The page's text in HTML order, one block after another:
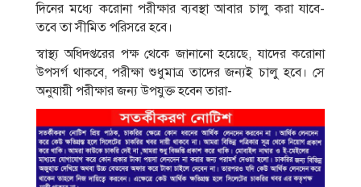
দিনের মধ্যে করোনা পরীক্ষার ব্যবস্থা আবার চালু করা যাবে-
তবে তা সীমিত পরিসরে হবে।
স্বাস্থ্য অধিদপ্তরের পক্ষ থেকে জানানো হয়েছে, যাদের করোনা
উপসর্গ থাকবে, পরীক্ষা শুধুমাত্র তাদের জন্যই চালু হবে। সে
অনুযায়ী পরীক্ষার জন্য উপযুক্ত হবেন তারা-